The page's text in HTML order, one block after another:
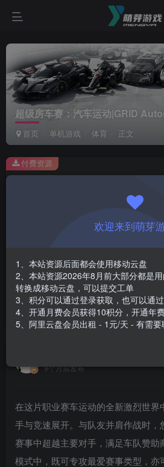
超级房车赛：汽车运动|GRID
首页 单机游戏 体育 正文
此内容为付费资源，请付费后查看
￥1
免费
安装包大小
游戏本体大小
付费资源
9个月前发布
在这片职业赛车运动的全新激烈世界
手与竞速展开。与队友并肩作战时，
赛事中超越主要对手，满足车队赞
模式中，既可专攻最爱赛事类型，
欢迎来到萌芽
1、本站资源后面都会使用移动云盘
2、本站资源2026年8月前大部分都是
转换成移动云盘，可以提交工单
3、积分可以通过登录获取，也可以通
4、开通月费会员获得10积分，开通年
5、阿里云盘会员出租 - 1元/天 - 有需